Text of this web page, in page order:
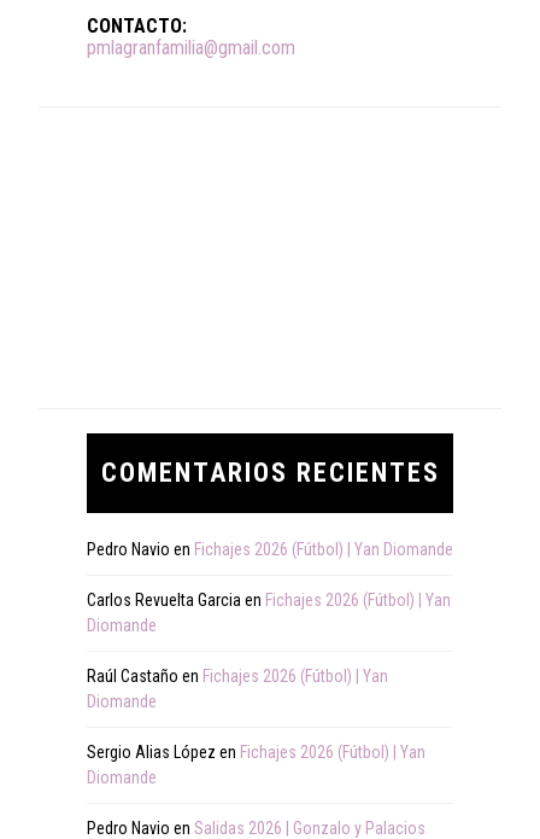
CONTACTO:
pmlagranfamilia@gmail.com
COMENTARIOS RECIENTES
Pedro Navio en Fichajes 2026 (Fútbol) | Yan Diomande
Carlos Revuelta Garcia en Fichajes 2026 (Fútbol) | Yan
Diomande
Raúl Castaño en Fichajes 2026 (Fútbol) | Yan
Diomande
Sergio Alias López en Fichajes 2026 (Fútbol) | Yan
Diomande
Pedro Navio en Salidas 2026 | Gonzalo y Palacios